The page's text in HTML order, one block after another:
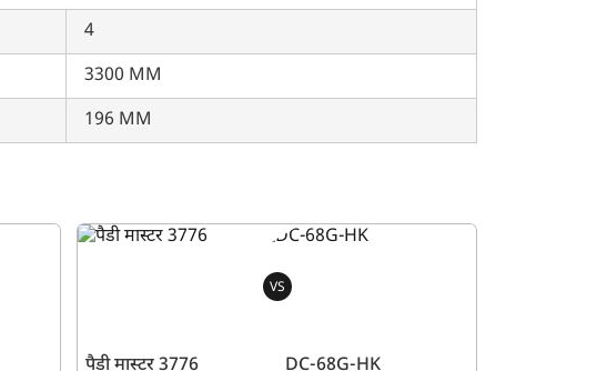
4
3300 MM
196 MM
VS
पैडी मास्टर 3776 DC-68G-HK